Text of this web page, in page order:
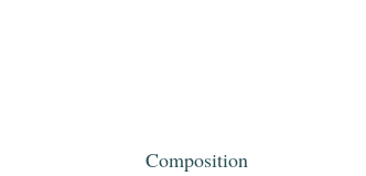
Composition